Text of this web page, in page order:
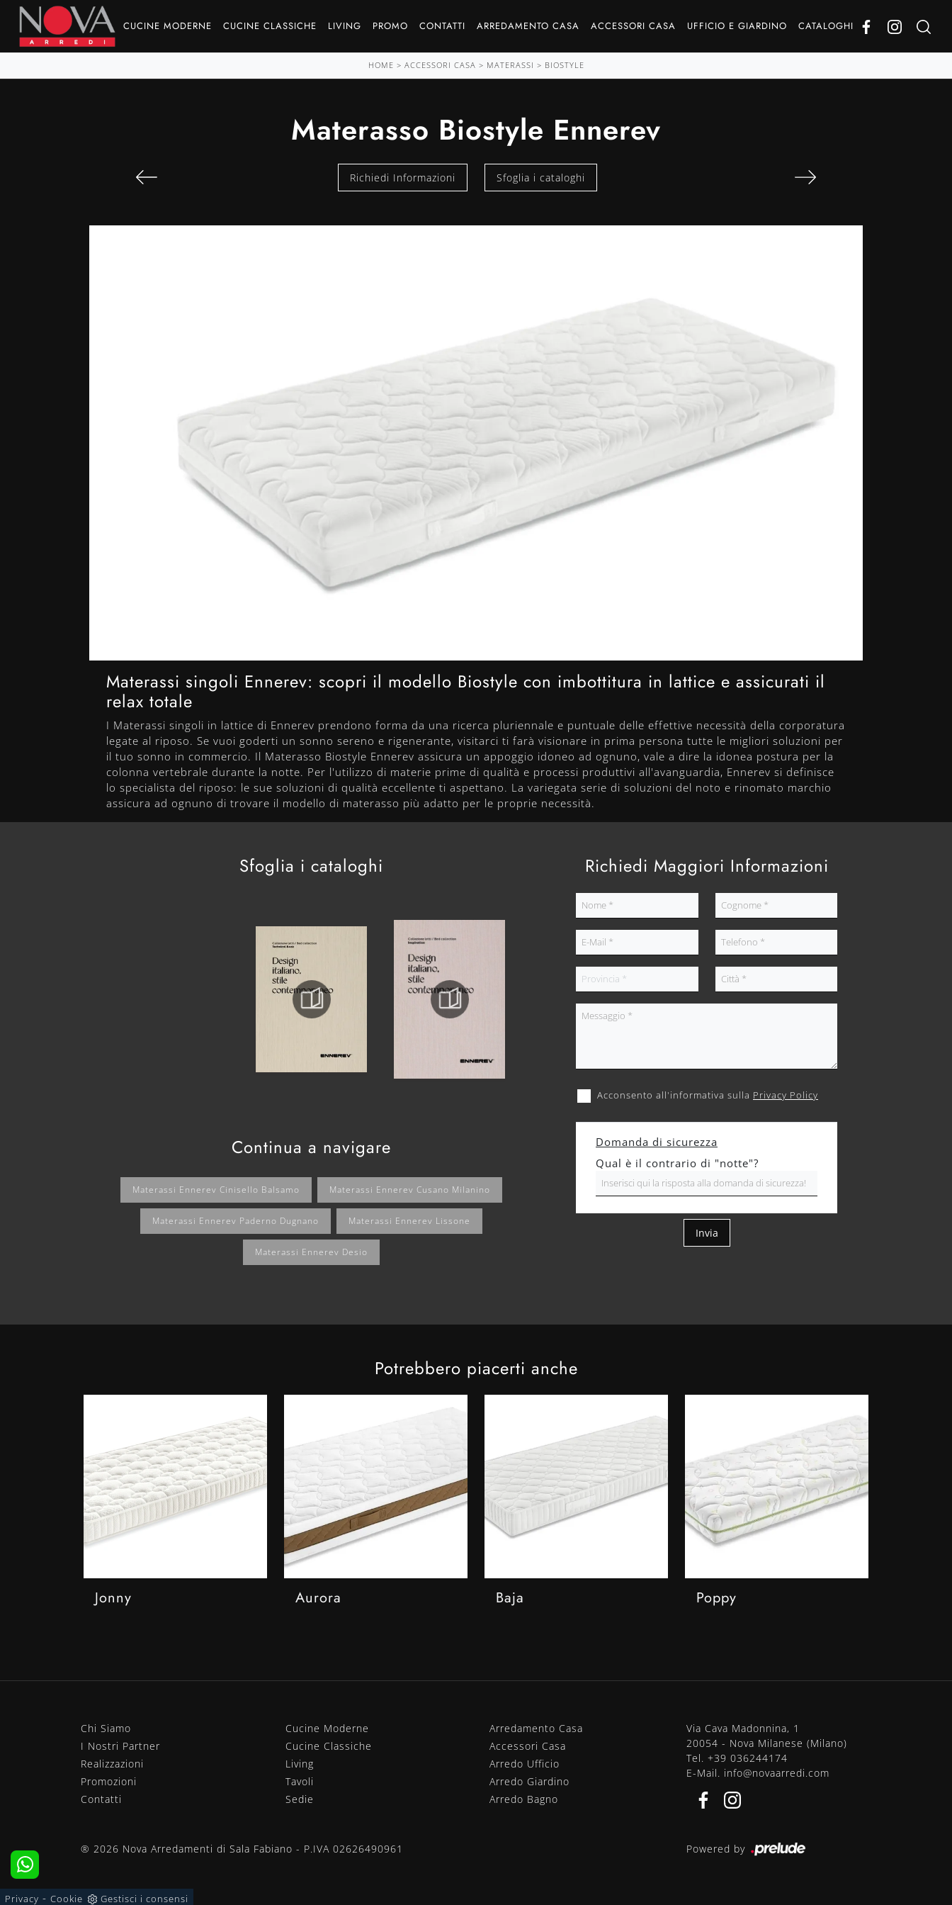
CUCINE MODERNE CUCINE CLASSICHE LIVING PROMO CONTATTI ARREDAMENTO CASA ACCESSORI CASA UFFICIO E GIARDINO CATALOGHI
HOME > ACCESSORI CASA > MATERASSI > BIOSTYLE
Materasso Biostyle Ennerev
Richiedi Informazioni Sfoglia i cataloghi
Materassi singoli Ennerev: scopri il modello Biostyle con imbottitura in lattice e assicurati il
relax totale
I Materassi singoli in lattice di Ennerev prendono forma da una ricerca pluriennale e puntuale delle effettive necessità della corporatura
legate al riposo. Se vuoi goderti un sonno sereno e rigenerante, visitarci ti farà visionare in prima persona tutte le migliori soluzioni per
il tuo sonno in commercio. Il Materasso Biostyle Ennerev assicura un appoggio idoneo ad ognuno, vale a dire la idonea postura per la
colonna vertebrale durante la notte. Per l'utilizzo di materie prime di qualità e processi produttivi all'avanguardia, Ennerev si definisce
lo specialista del riposo: le sue soluzioni di qualità eccellente ti aspettano. La variegata serie di soluzioni del noto e rinomato marchio
assicura ad ognuno di trovare il modello di materasso più adatto per le proprie necessità.
Sfoglia i cataloghi
Continua a navigare
Materassi Ennerev Cinisello Balsamo Materassi Ennerev Cusano Milanino
Materassi Ennerev Paderno Dugnano Materassi Ennerev Lissone
Materassi Ennerev Desio
Richiedi Maggiori Informazioni
Acconsento all'informativa sulla Privacy Policy
Domanda di sicurezza
Qual è il contrario di "notte"?
Invia
Potrebbero piacerti anche
Jonny Aurora Baja Poppy
Chi Siamo
I Nostri Partner
Realizzazioni
Promozioni
Contatti
Cucine Moderne
Cucine Classiche
Living
Tavoli
Sedie
Arredamento Casa
Accessori Casa
Arredo Ufficio
Arredo Giardino
Arredo Bagno
Via Cava Madonnina, 1
20054 - Nova Milanese (Milano)
Tel. +39 036244174
E-Mail. info@novaarredi.com
® 2026 Nova Arredamenti di Sala Fabiano - P.IVA 02626490961 Powered by
Privacy - Cookie Gestisci i consensi